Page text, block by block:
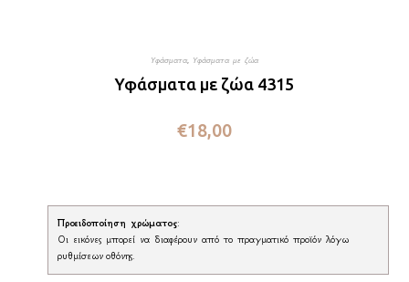
Υφάσματα Υφάσματα με ζώα
Υφάσματα με ζώα 4315
€18,00
Προειδοποίηση χρώματος:
Οι εικόνες μπορεί να διαφέρουν από το πραγματικό προϊόν λόγω
ρυθμίσεων οθόνης.